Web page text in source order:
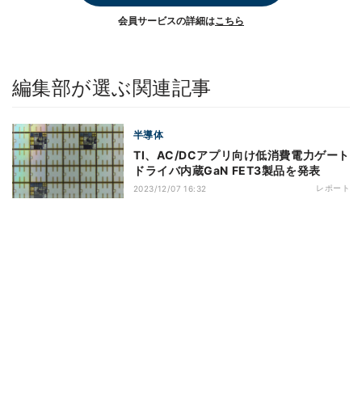
会員サービスの詳細はこちら
編集部が選ぶ関連記事
半導体
TI、AC/DCアプリ向け低消費電力ゲート
ドライバ内蔵GaN FET3製品を発表
2023/12/07 16:32 レポート